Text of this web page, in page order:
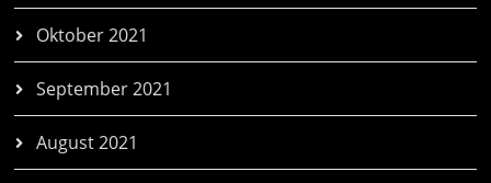
Oktober 2021
September 2021
August 2021